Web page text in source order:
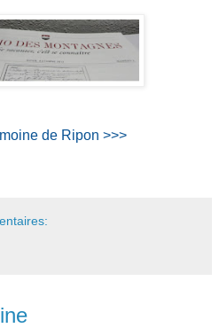
de Ripon >>>